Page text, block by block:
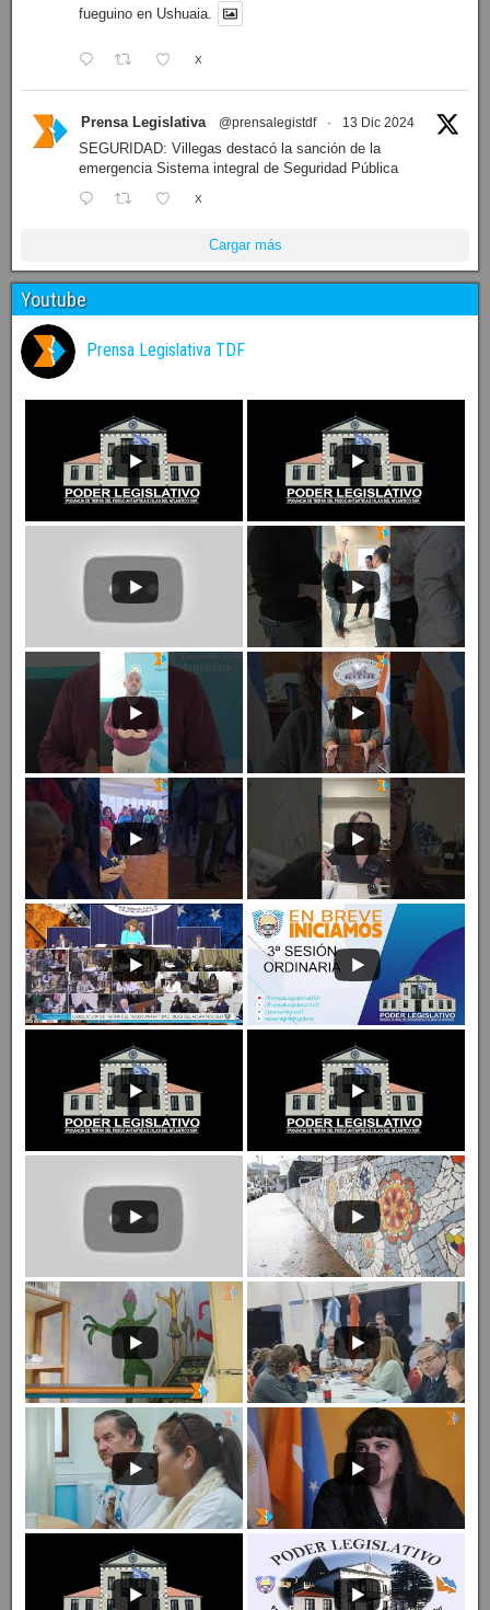
fueguino en Ushuaia.
X
Prensa Legislativa @prensalegistdf · 13 Dic 2024
SEGURIDAD: Villegas destacó la sanción de la
emergencia Sistema integral de Seguridad Pública
X
Cargar más
Youtube
Prensa Legislativa TDF